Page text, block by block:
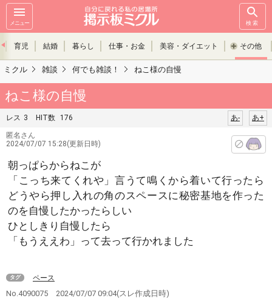
メニュー 検索
育児 結婚 暮らし 仕事・お金 美容・ダイエット その他
ミクル 雑談 何でも雑談！ ねこ様の自慢
ねこ様の自慢
レス 3 HIT数 176 あ+
あ-
匿名さん
2024/07/07 15:28(更新日時)
朝っぱらからねこが
「こっち来てくれや」言うて鳴くから着いて行ったら
どうやら押し入れの角のスペースに秘密基地を作った
のを自慢したかったらしい
ひとしきり自慢したら
「もうええわ」って去って行かれました
タグ ペース
No.4090075 2024/07/07 09:04(スレ作成日時)